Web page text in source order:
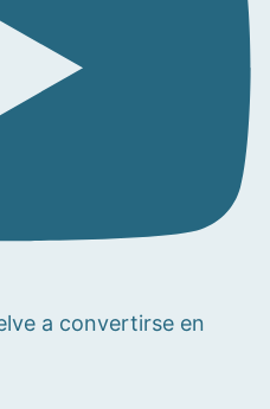
a convertirse en